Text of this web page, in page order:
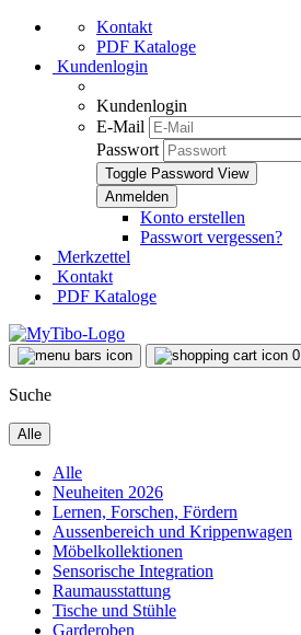
Kontakt
PDF Kataloge
Kundenlogin
Kundenlogin
E-Mail
Passwort
Toggle Password View
Konto erstellen
Passwort vergessen?
Merkzettel
Kontakt
PDF Kataloge
0
Suche
Alle
Alle
Neuheiten 2026
Lernen, Forschen, Fördern
Aussenbereich und Krippenwagen
Möbelkollektionen
Sensorische Integration
Raumausstattung
Tische und Stühle
Garderoben